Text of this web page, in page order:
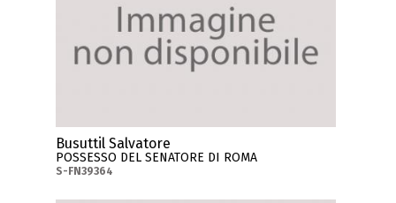
Busuttil Salvatore
POSSESSO DEL SENATORE DI ROMA
S-FN39364